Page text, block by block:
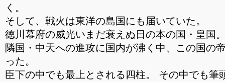
く。
そして、戦火は東洋の島国にも届いていた。
徳川幕府の威光いまだ衰えぬ日の本の国・皇国
隣国・中天への進攻に国内が沸く中、この国の
った。
臣下の中でも最上とされる四柱。 その中でも筆